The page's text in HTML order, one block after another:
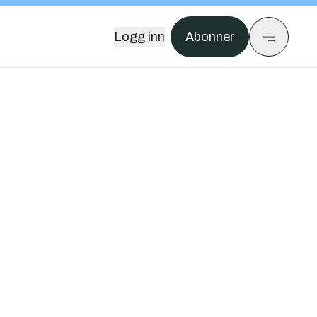
Logg inn Abonner